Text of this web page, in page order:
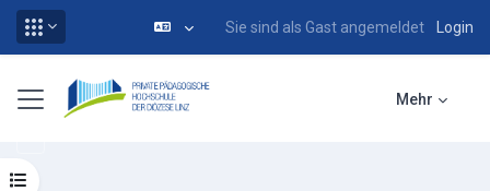
Sie sind als Gast angemeldet Login
Website-Übersicht Mehr
Kursindex öffnen